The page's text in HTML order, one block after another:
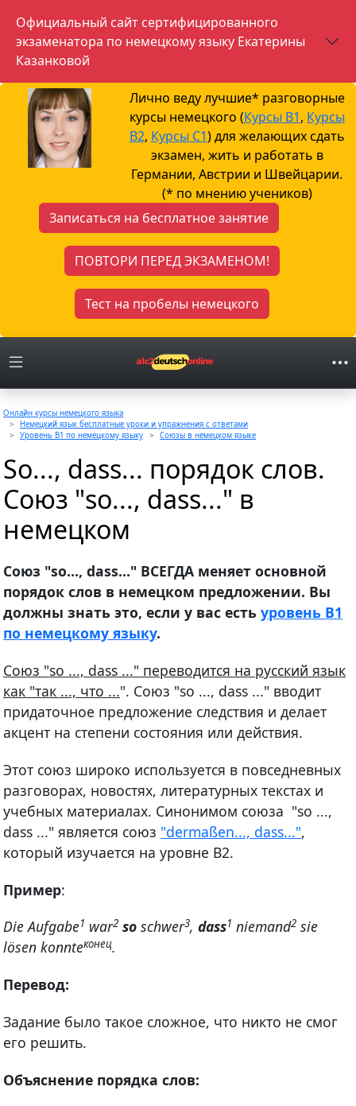
Официальный сайт сертифицированного
экзаменатора по немецкому языку Екатерины
Казанковой
Лично веду лучшие* разговорные
курсы немецкого (Курсы B1, Курсы
B2, Курсы С1) для желающих сдать
экзамен, жить и работать в
Германии, Австрии и Швейцарии.
(* по мнению учеников)
Записаться на бесплатное занятие
ПОВТОРИ ПЕРЕД ЭКЗАМЕНОМ!
Тест на пробелы немецкого
Онлайн курсы немецкого языка
Немецкий язык бесплатные уроки и упражнения с ответами
Уровень B1 по немецкому языку
Союзы в немецком языке
So..., dass... порядок слов.
Союз "so..., dass..." в
немецком
Союз "so..., dass..." ВСЕГДА меняет основной
порядок слов в немецком предложении. Вы
должны знать это, если у вас есть уровень B1
по немецкому языку.
Союз "so ..., dass ..." переводится на русский язык
как "так ..., что ...". Союз "so ..., dass ..." вводит
придаточное предложение следствия и делает
акцент на степени состояния или действия.
Этот союз широко используется в повседневных
разговорах, новостях, литературных текстах и
учебных материалах. Синонимом союза "so ...,
dass ..." является союз "dermaßen..., dass...",
который изучается на уровне В2.
Пример:
Die Aufgabe1 war2 so schwer3, dass1 niemand2 sie
lösen konnteконец.
Перевод:
Задание было такое сложное, что никто не смог
его решить.
Объяснение порядка слов: